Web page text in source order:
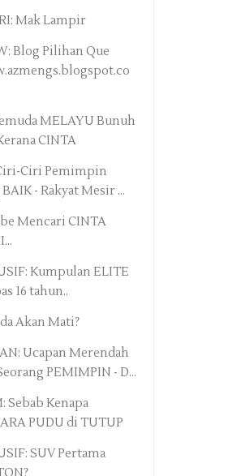
Mak Lampir
Blog Pilihan Que
MELAYU Bunuh
CINTA
Ciri Pemimpin
- Rakyat Mesir ...
Mencari CINTA
Kumpulan ELITE
16 tahun..
Akan Mati?
Ucapan Merendah
PEMIMPIN - D...
Sebab Kenapa
PUDU di TUTUP
SUV Pertama